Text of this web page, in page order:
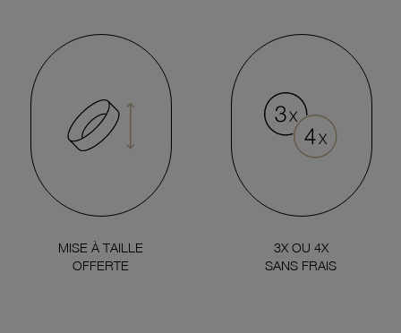
MISE À TAILLE
OFFERTE
3X OU 4X
SANS FRAIS